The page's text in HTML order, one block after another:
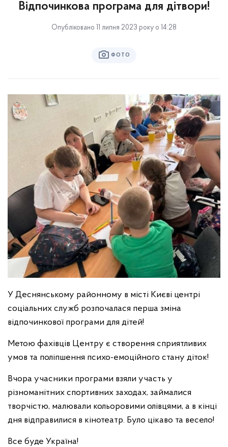
Відпочинкова програма для дітвори!
Опубліковано 11 липня 2023 року о 14:28
ФОТО
У Деснянському районному в місті Києві центрі
соціальних служб розпочалася перша зміна
відпочинкової програми для дітей!
Метою фахівців Центру є створення сприятливих
умов та поліпшення психо-емоційного стану діток!
Вчора учасники програми взяли участь у
різноманітних спортивних заходах, займалися
творчістю, малювали кольоровими олівцями, а в кінці
дня відправилися в кінотеатр. Було цікаво та весело!
Все буде Україна!